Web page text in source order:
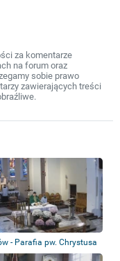
za komentarze
na forum oraz
sobie prawo
zawierających treści
- Parafia pw. Chrystusa
Króla